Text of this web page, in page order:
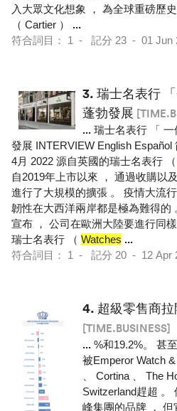
入大眾文化想象 ， 為全球重磅歷
（ Cartier ） ...
符合詞目： 1 - 記分 23 - 01 Jun
3. 瑞士名表行
蓬勃發展
... 瑞士名表行 「
發展 INTERVIEW English Español
4月 2022 源自英國的瑞士名表行 （
自2019年上市以來 ， 通過收購以
進行了大規模的擴張 。 疫情大流
韌性在大西洋兩岸都是極為難得的
宣布 ， 公司在歐洲大陸要進行同
瑞士名表行 （ Watches ...
符合詞目： 1 - 記分 20 - 12 Apr
4. 超級零售商
[TIME.BUSINESS]
... %和19.2%。 甚
被Emperor Watch
、 Cortina 、 The
Switzerland趕超 。
峰集團的品牌 ，